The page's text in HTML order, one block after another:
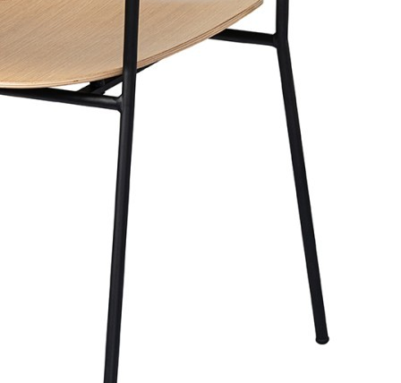
Стул ror, double frame, велюр, черный/розовый (74431)
Быстрый просмотр
15 900₽
Стул ror, double frame, велюр, черный/темно-красный
Быстрый просмотр